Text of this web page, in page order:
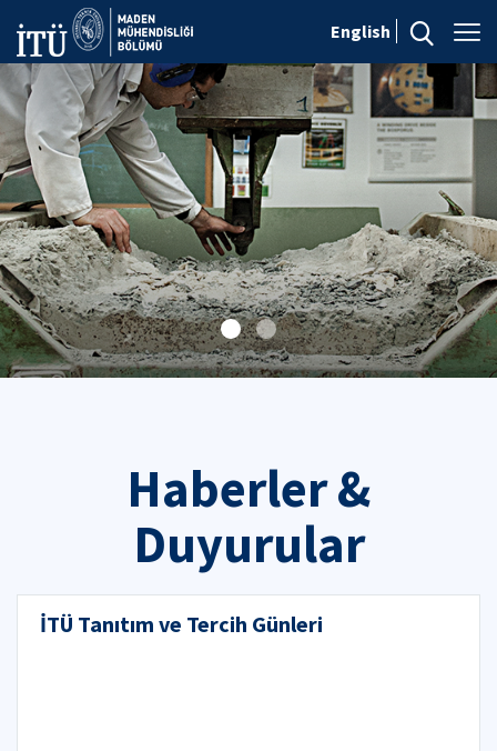
English
Haberler &
Duyurular
İTÜ Tanıtım ve Tercih Günleri